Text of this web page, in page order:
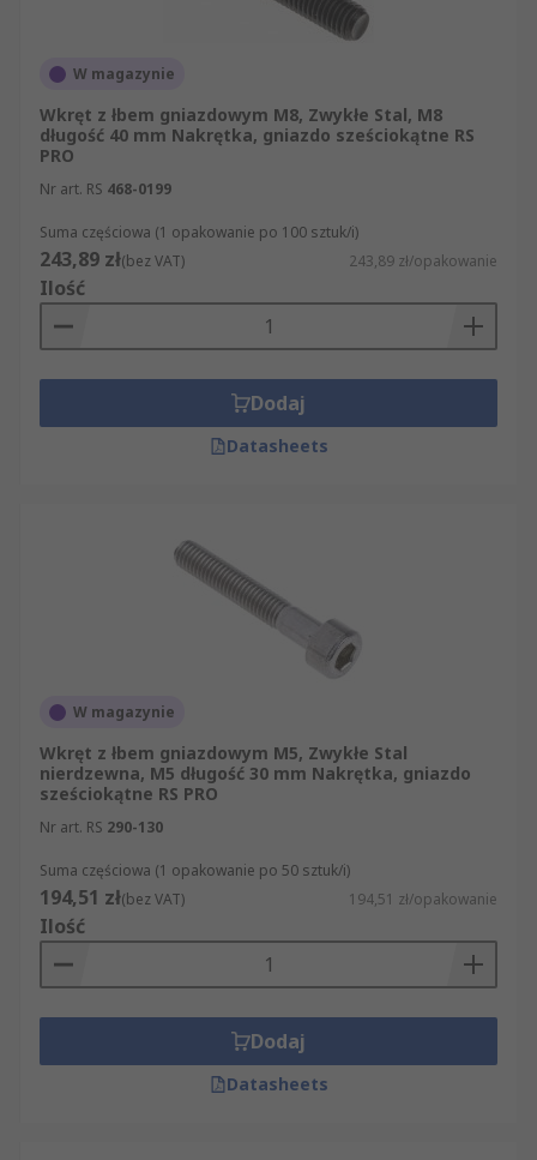
techniczne na temat wszystkich produktów z
sekcji Śruby i wkręty, tak by przed zakupem
mogli Państwo sprawdzić, czy konkretny artykuł
spełnia Państwa oczekiwania.
W magazynie
Wkręt z łbem gniazdowym M8, Zwykłe Stal, M8
długość 40 mm Nakrętka, gniazdo sześciokątne RS
PRO
Nr art. RS 468-0199
Suma częściowa (1 opakowanie po 100 sztuk/i)
243,89 zł(bez VAT) 243,89 zł/opakowanie
Ilość
Dodaj
Datasheets
W magazynie
Wkręt z łbem gniazdowym M5, Zwykłe Stal
nierdzewna, M5 długość 30 mm Nakrętka, gniazdo
sześciokątne RS PRO
Nr art. RS 290-130
Suma częściowa (1 opakowanie po 50 sztuk/i)
194,51 zł(bez VAT) 194,51 zł/opakowanie
Ilość
Dodaj
Datasheets